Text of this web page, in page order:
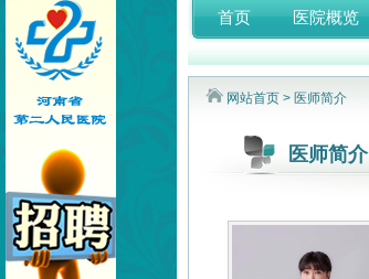
首页 医院概览
网站首页 > 医师简介
医师简介